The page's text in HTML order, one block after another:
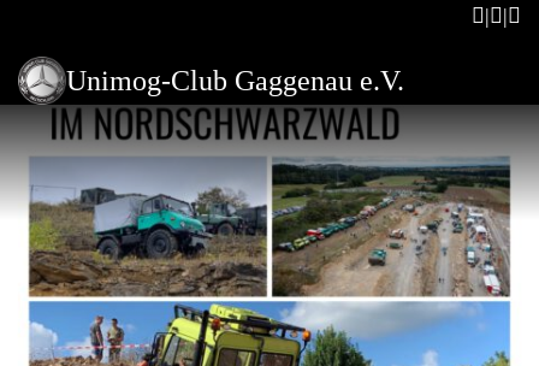
Unimog-Club Gaggenau e.V.